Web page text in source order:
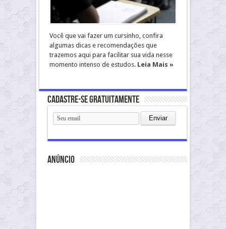
Você que vai fazer um cursinho, confira
algumas dicas e recomendações que
trazemos aqui para facilitar sua vida nesse
momento intenso de estudos. Leia Mais »
Cadastre-se gratuitamente
anúncio